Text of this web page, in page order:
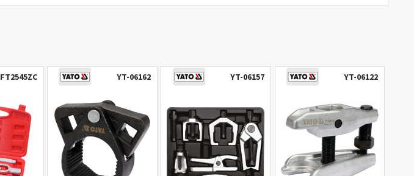
FT2545ZC YT-06162 YT-06157 YT-06122